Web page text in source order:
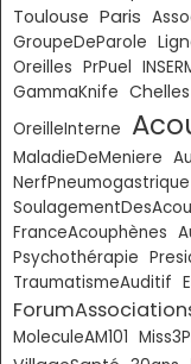
Toulouse Paris
GroupeDeParole
Oreilles PrPuel
GammaKnife Chelles
OreilleInterne
MaladieDeMeniere
NerfPneumogastrique
FranceAcouphènes
Psychothérapie
TraumatismeAuditif
MoleculeAM101